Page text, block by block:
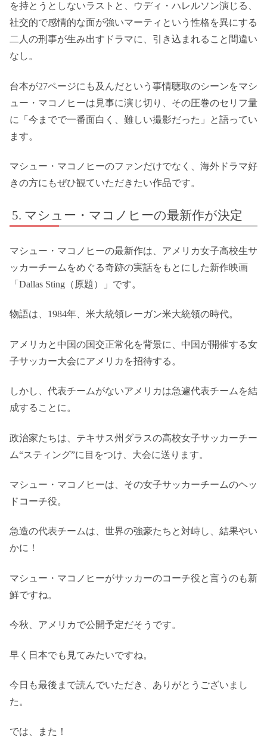
を持とうとしないラストと、ウディ・ハレルソン演じる、
社交的で感情的な面が強いマーティという性格を異にする
二人の刑事が生み出すドラマに、引き込まれること間違い
なし。
台本が27ページにも及んだという事情聴取のシーンをマシ
ュー・マコノヒーは見事に演じ切り、その圧巻のセリフ量
に「今までで一番面白く、難しい撮影だった」と語ってい
ます。
マシュー・マコノヒーのファンだけでなく、海外ドラマ好
きの方にもぜひ観ていただきたい作品です。
マシュー・マコノヒーの最新作が決定
マシュー・マコノヒーの最新作は、アメリカ女子高校生サ
ッカーチームをめぐる奇跡の実話をもとにした新作映画
「Dallas Sting（原題）」です。
物語は、1984年、米大統領レーガン米大統領の時代。
アメリカと中国の国交正常化を背景に、中国が開催する女
子サッカー大会にアメリカを招待する。
しかし、代表チームがないアメリカは急遽代表チームを結
成することに。
政治家たちは、テキサス州ダラスの高校女子サッカーチー
ム“スティング”に目をつけ、大会に送ります。
マシュー・マコノヒーは、その女子サッカーチームのヘッ
ドコーチ役。
急造の代表チームは、世界の強豪たちと対峙し、結果やい
かに！
マシュー・マコノヒーがサッカーのコーチ役と言うのも新
鮮ですね。
今秋、アメリカで公開予定だそうです。
早く日本でも見てみたいですね。
今日も最後まで読んでいただき、ありがとうございまし
た。
では、また！